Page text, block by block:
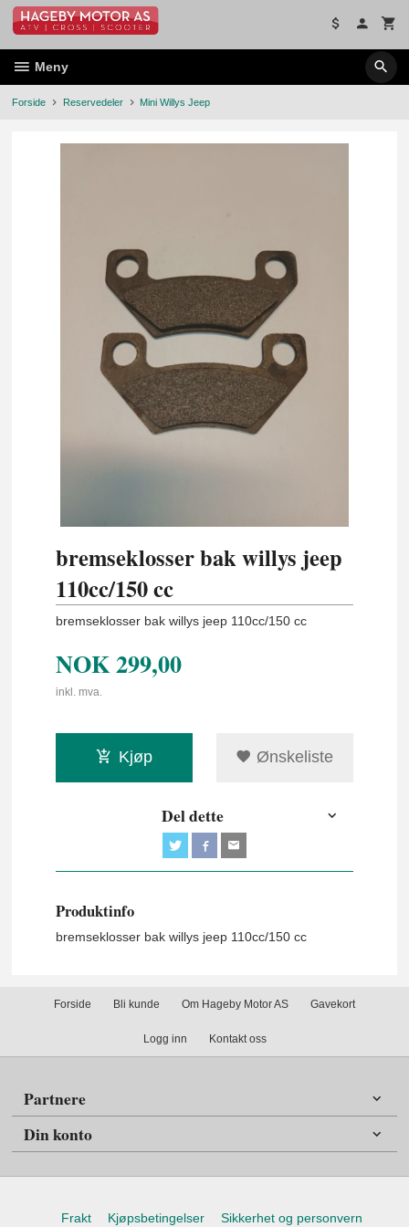
Gå
innholdet
Meny
Forside Reservedeler Mini Willys Jeep
bremseklosser bak willys jeep
110cc/150 cc
bremseklosser bak willys jeep 110cc/150 cc
NOK299,00
inkl. mva.
Kjøp Ønskeliste
Del dette
Produktinfo
bremseklosser bak willys jeep 110cc/150 cc
Forside Bli kunde Om Hageby Motor AS Gavekort
Logg inn Kontakt oss
Partnere
Din konto
Frakt Kjøpsbetingelser Sikkerhet og personvern